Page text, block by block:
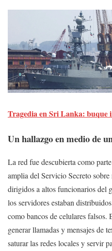
Tragedia en Sri Lanka: buque
Un hallazgo en medio de
La red fue descubierta como
amplia del Servicio Secreto
dirigidos a altos funcionarios del
los servidores estaban
como bancos de celulares falsos.
generar llamadas y mensajes de
saturar las redes locales y servir